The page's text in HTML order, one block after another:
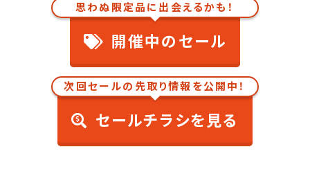
思わぬ限定品に出会えるかも！
開催中のセール
次回セールの先取り情報を公開中！
セールチラシを見る